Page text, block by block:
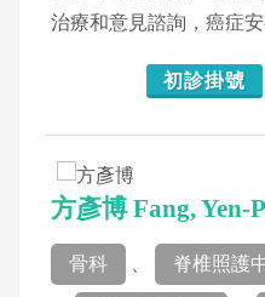
治療和意見諮詢，癌症安
初診掛號
方彥博 Fang, Yen-
骨科 脊椎照護